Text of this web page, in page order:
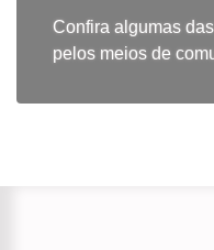
Confira algumas
pelos meios de